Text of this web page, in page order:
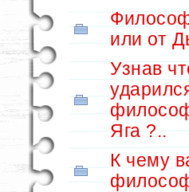
или от
Узнав
Яга ?..
К чему